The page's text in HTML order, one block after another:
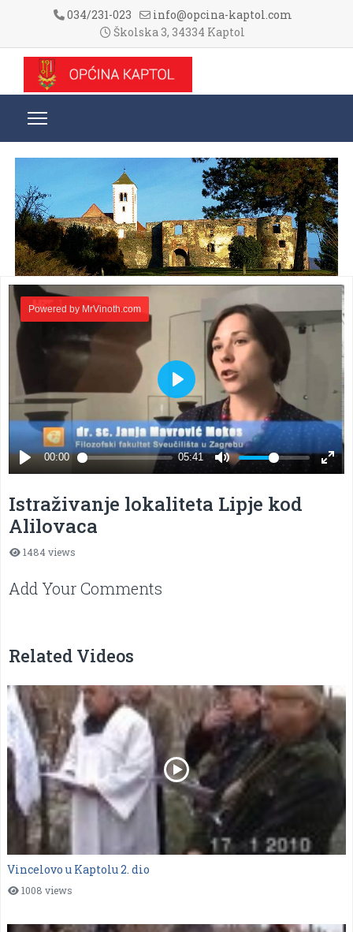
034/231-023
info@opcina-kaptol.com
Školska 3, 34334 Kaptol
Istraživanje lokaliteta Lipje kod
Alilovaca
1484 views
Add Your Comments
Related Videos
Vincelovo u Kaptolu 2. dio
1008 views